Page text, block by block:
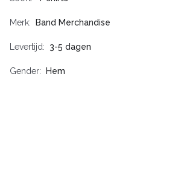
Merk Band Merchandise
Levertijd 3-5 dagen
Gender Hem